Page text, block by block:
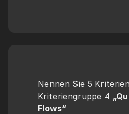
Nennen Sie 5
Kriteriengruppe 4
Flows“